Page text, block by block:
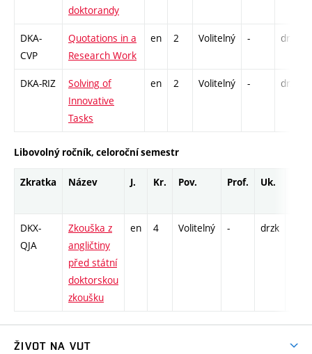
doktorandy
DKA-
CVP
Quotations in a
Research Work
en 2 Volitelný - drzk
DKA-RIZ
Solving of
Innovative
Tasks
en 2 Volitelný - drzk
Libovolný ročník, celoroční semestr
Zkratka Název J. Kr. Pov. Prof. Uk.
DKX-
QJA
Zkouška z
angličtiny
před státní
doktorskou
zkoušku
en 4 Volitelný - drzk
ŽIVOT NA VUT